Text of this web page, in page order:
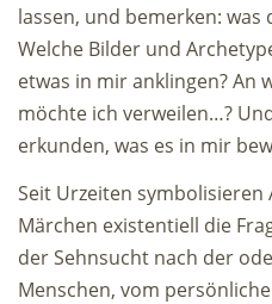
lassen, und bemerken:
Welche Bilder und
etwas in mir anklingen? An
möchte ich verweilen…?
erkunden, was es in mir
Seit Urzeiten
Märchen existentiell die
der Sehnsucht nach der
Menschen, vom